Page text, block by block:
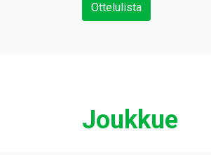
Ottelulista
Joukkue